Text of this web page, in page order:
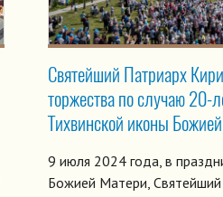
Святейший Патриарх
торжества по случаю 20-
Тихвинской иконы
9 июля 2024 года, в
Божией Матери,